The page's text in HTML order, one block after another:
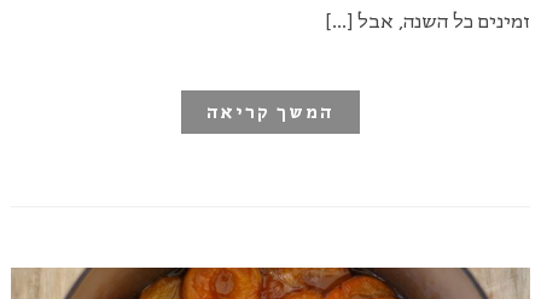
זמינים כל השנה, אבל […]
המשך קריאה